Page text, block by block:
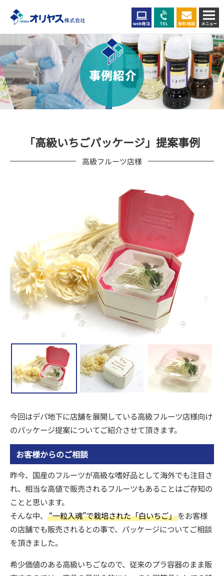
「高級いちごパッケージ」提案事例
高級フルーツ店様
今回はデパ地下に店舗を展開している高級フルーツ店様向け
のパッケージ提案についてご紹介させて頂きます。
お客様からのご相談
昨今、国産のフルーツが高級な嗜好品として海外でも注目さ
れ、相当な高値で販売されるフルーツもあることはご存知の
ことと思います。
そんな中、
“一粒入魂”で栽培された「白いちご」をお客様
の店舗でも販売されるとの事で、パッケージについてご相談
を頂きました。
希少価値のある高級いちごなので、従来のプラ容器のまま販